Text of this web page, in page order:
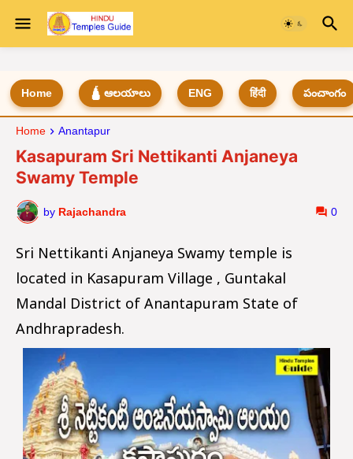
Home 🛕 ఆలయాలు ENG हिंदी పంచాంగం
Home Anantapur
Kasapuram Sri Nettikanti Anjaneya
Swamy Temple
by Rajachandra 0
Sri Nettikanti Anjaneya Swamy temple is
located in Kasapuram Village , Guntakal
Mandal District of Anantapuram State of
Andhrapradesh.